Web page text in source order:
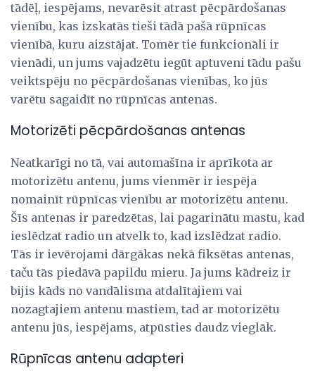
tādēļ, iespējams, nevarēsit atrast pēcpārdošanas
vienību, kas izskatās tieši tādā pašā rūpnīcas
vienībā, kuru aizstājat. Tomēr tie funkcionāli ir
vienādi, un jums vajadzētu iegūt aptuveni tādu pašu
veiktspēju no pēcpārdošanas vienības, ko jūs
varētu sagaidīt no rūpnīcas antenas.
Motorizēti pēcpārdošanas antenas
Neatkarīgi no tā, vai automašīna ir aprīkota ar
motorizētu antenu, jums vienmēr ir iespēja
nomainīt rūpnīcas vienību ar motorizētu antenu.
Šīs antenas ir paredzētas, lai pagarinātu mastu, kad
ieslēdzat radio un atvelk to, kad izslēdzat radio.
Tās ir ievērojami dārgākas nekā fiksētas antenas,
taču tās piedāvā papildu mieru. Ja jums kādreiz ir
bijis kāds no vandālisma atdalītajiem vai
nozagtajiem antenu mastiem, tad ar motorizētu
antenu jūs, iespējams, atpūsties daudz vieglāk.
Rūpnīcas antenu adapteri